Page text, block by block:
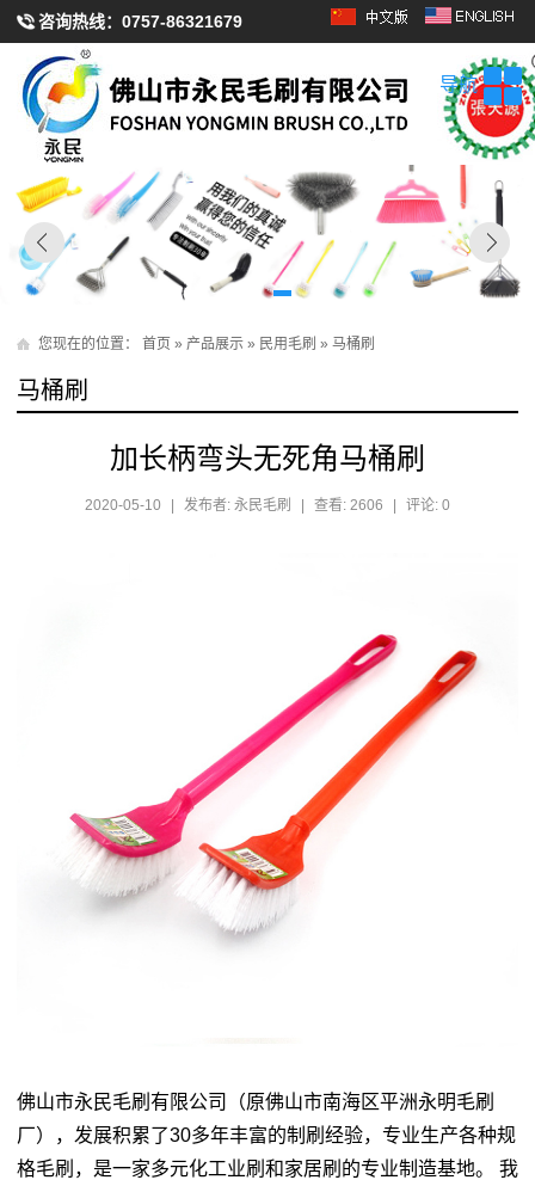
咨询热线： 0757-86321679
导航
您现在的位置： 首页 » 产品展示 » 民用毛刷 » 马桶刷
马桶刷
加长柄弯头无死角马桶刷
2020-05-10 | 发布者: 永民毛刷 | 查看: 2606 | 评论: 0
佛山市永民毛刷有限公司（原佛山市南海区平洲永明毛刷
厂），发展积累了30多年丰富的制刷经验，专业生产各种规
格毛刷，是一家多元化工业刷和家居刷的专业制造基地。 我